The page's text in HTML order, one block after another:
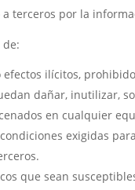
a terceros por la
ilícitos,
dañar, inutilizar,
en cualquier
exigidas
que sean